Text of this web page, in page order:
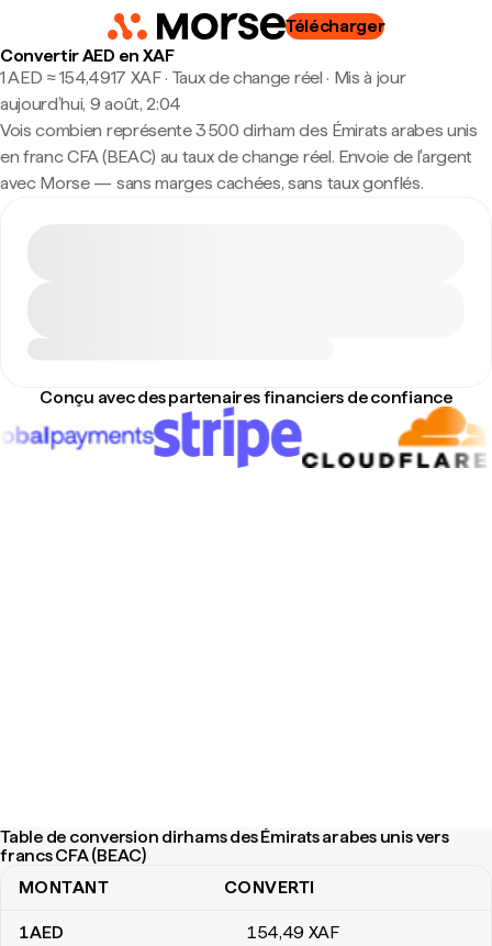
Télécharger
Convertir AED en XAF
1 AED ≈ 154,4917 XAF · Taux de change réel · Mis à jour
aujourd’hui, 9 août, 2:04
Vois combien représente 3 500 dirham des Émirats arabes unis
en franc CFA (BEAC) au taux de change réel. Envoie de l'argent
avec Morse — sans marges cachées, sans taux gonflés.
Conçu avec des partenaires financiers de confiance
Table de conversion dirhams des Émirats arabes unis vers
francs CFA (BEAC)
Table de conversion dirhams des Émirats arabes unis vers francs
MONTANT CONVERTI
1AED 154,49 XAF